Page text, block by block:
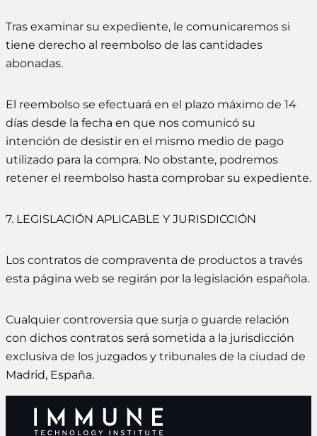
Tras examinar su expediente, le comunicaremos si
tiene derecho al reembolso de las cantidades
abonadas.
El reembolso se efectuará en el plazo máximo de 14
días desde la fecha en que nos comunicó su
intención de desistir en el mismo medio de pago
utilizado para la compra. No obstante, podremos
retener el reembolso hasta comprobar su expediente.
7. LEGISLACIÓN APLICABLE Y JURISDICCIÓN
Los contratos de compraventa de productos a través
esta página web se regirán por la legislación española.
Cualquier controversia que surja o guarde relación
con dichos contratos será sometida a la jurisdicción
exclusiva de los juzgados y tribunales de la ciudad de
Madrid, España.